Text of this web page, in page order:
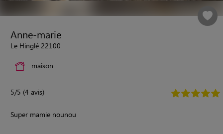
Anne-marie
Le Hinglé 22100
maison
5/5 (4 avis)
Super mamie nounou